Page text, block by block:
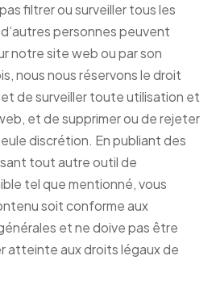
filtrer ou surveiller tous les
personnes peuvent
notre site web ou par son
nous nous réservons le droit
de surveiller toute utilisation et
et de supprimer ou de rejeter
discrétion. En publiant des
tout autre outil de
tel que mentionné, vous
soit conforme aux
et ne doive pas être
atteinte aux droits légaux de